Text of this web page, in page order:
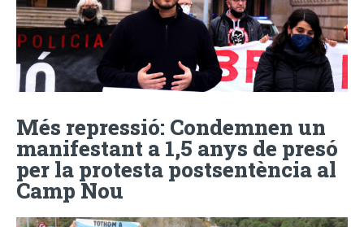
Més repressió: Condemnen un
manifestant a 1,5 anys de presó
per la protesta postsentència al
Camp Nou